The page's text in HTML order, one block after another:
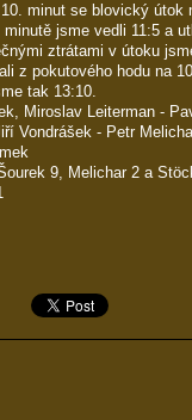
minut se blovický útok
jsme vedli 11:5 a
ztrátami v útoku
z pokutového hodu na
tak 13:10.
Miroslav Leiterman -
Vondrášek - Petr
9, Melichar 2 a